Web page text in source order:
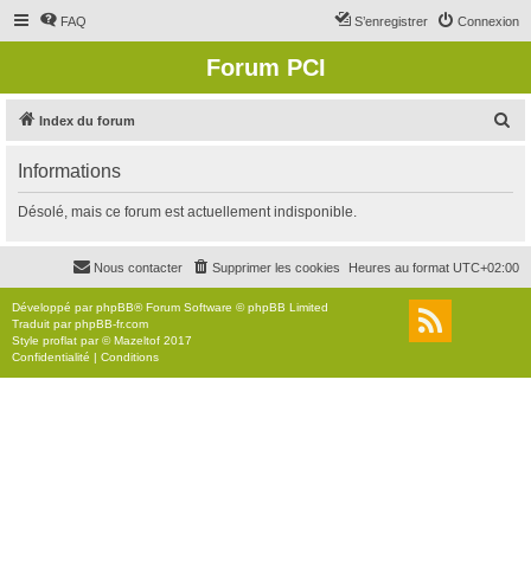
FAQ Connexion
S’enregistrer
Forum PCI
Index du forum
r
c
r
Informations
Désolé, mais ce forum est actuellement indisponible.
Heures au format UTC+02:00
Supprimer les cookies
Nous contacter
Développé parphpBB® Forum Software © phpBB Limited
Traduit parphpBB-fr.com
Style proflat par ©Mazeltof 2017
Confidentialité | Conditions